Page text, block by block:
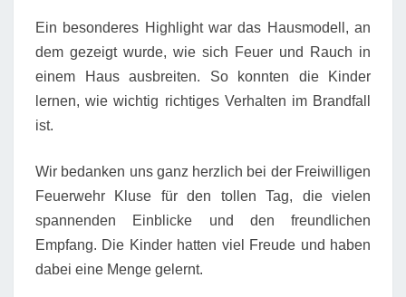
Ein besonderes Highlight war das Hausmodell, an
dem gezeigt wurde, wie sich Feuer und Rauch in
einem Haus ausbreiten. So konnten die Kinder
lernen, wie wichtig richtiges Verhalten im Brandfall
ist.
Wir bedanken uns ganz herzlich bei der Freiwilligen
Feuerwehr Kluse für den tollen Tag, die vielen
spannenden Einblicke und den freundlichen
Empfang. Die Kinder hatten viel Freude und haben
dabei eine Menge gelernt.